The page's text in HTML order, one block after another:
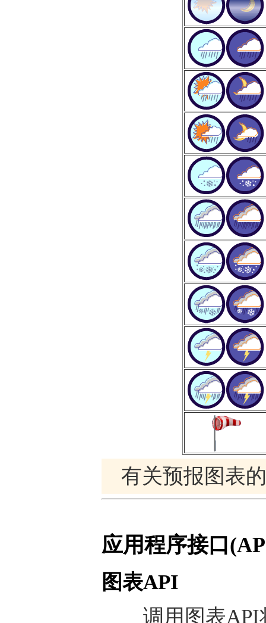
有关预报图表
应用程序接口
图表API
调用图表API